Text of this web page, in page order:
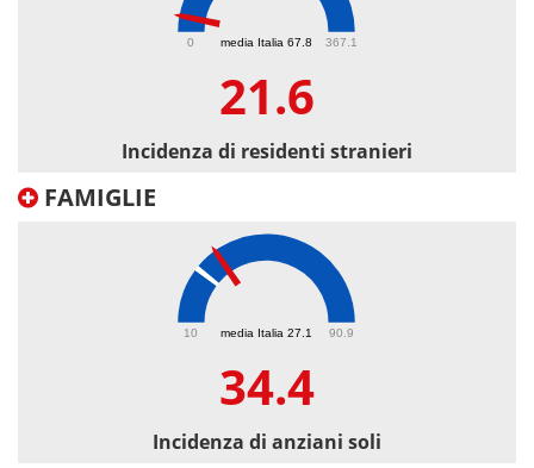
media Italia 67.8
0 367.1
21.6
Incidenza di residenti stranieri
FAMIGLIE
media Italia 27.1
10 90.9
34.4
Incidenza di anziani soli